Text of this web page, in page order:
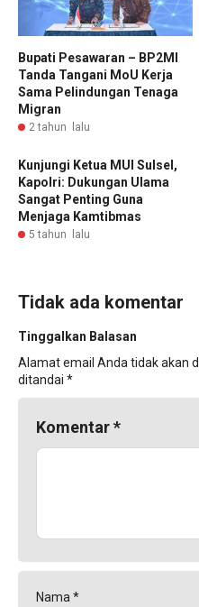
Bupati Pesawaran – BP2MI
Tanda Tangani MoU Kerja
Sama Pelindungan Tenaga
Migran
2 tahun lalu
Kunjungi Ketua MUI Sulsel,
Kapolri: Dukungan Ulama
Sangat Penting Guna
Menjaga Kamtibmas
5 tahun lalu
Tidak ada komentar
Tinggalkan Balasan
Alamat email Anda tidak akan
ditandai *
Komentar*
Nama*